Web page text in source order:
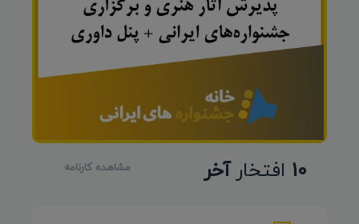
10 افتخارآخر مشاهده کارنامه